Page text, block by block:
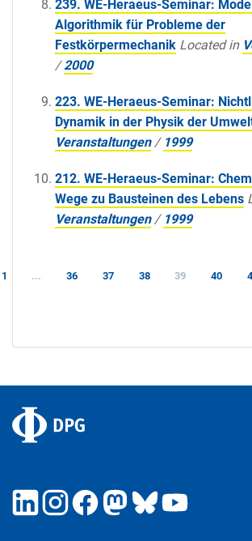
239. WE-Heraeus-Seminar:
Algorithmik für Probleme der
Festkörpermechanik Located in
/2000
223. WE-Heraeus-Seminar:
Dynamik in der Physik der
Veranstaltungen / 1999
212. WE-Heraeus-Seminar:
Wege zu Bausteinen des Lebens
Veranstaltungen / 1999
1 ... 36 37 38 39 40